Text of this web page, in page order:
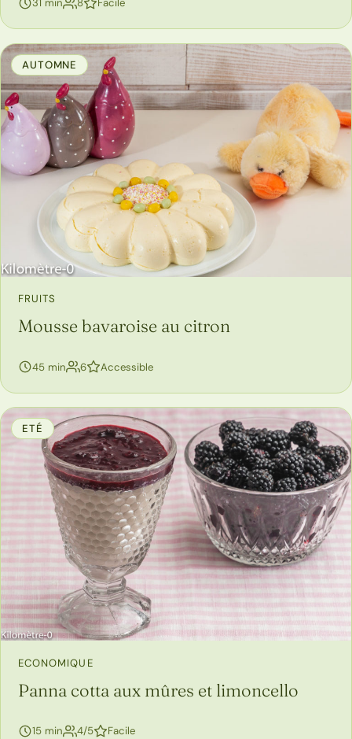
31 min 8 Facile
AUTOMNE
FRUITS
Mousse bavaroise au citron
45 min 6personnes
Accessible
ETÉ
ECONOMIQUE
Panna cotta aux mûres et limoncello
15 min 4/5personnes
Facile